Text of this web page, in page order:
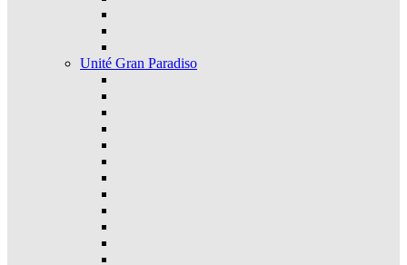
Unité Gran Paradiso